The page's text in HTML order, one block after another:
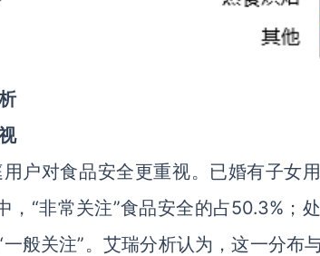
户对食品安全更重视。已婚有子女
，“非常关注”食品安全的占50.3%；
一般关注”。艾瑞分析认为，这一分布